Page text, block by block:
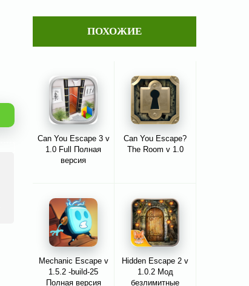
ПОХОЖИЕ
Can You Escape 3 v
1.0 Full Полная
версия
Can You Escape?
The Room v 1.0
Mechanic Escape v
1.5.2 -build-25
Полная версия
Hidden Escape 2 v
1.0.2 Мод
безлимитные